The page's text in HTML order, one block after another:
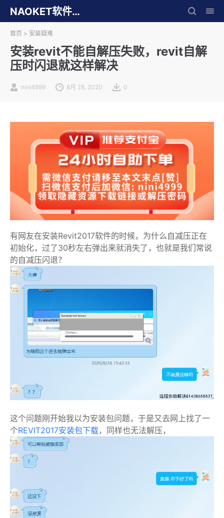
NAOKET软件库
首页 > 安装疑难
安装revit不能自解压失败，revit自解
压时闪退就这样解决
nini4999 8月 28, 2020 0
有网友在安装Revit2017软件的时候，为什么自减压正在
初始化，过了30秒左右弹出来就消失了，也就是我们常说
的自减压闪退？
这个问题刚开始我以为安装包问题，于是又去网上找了一
个REVIT2017安装包下载，同样也无法解压，